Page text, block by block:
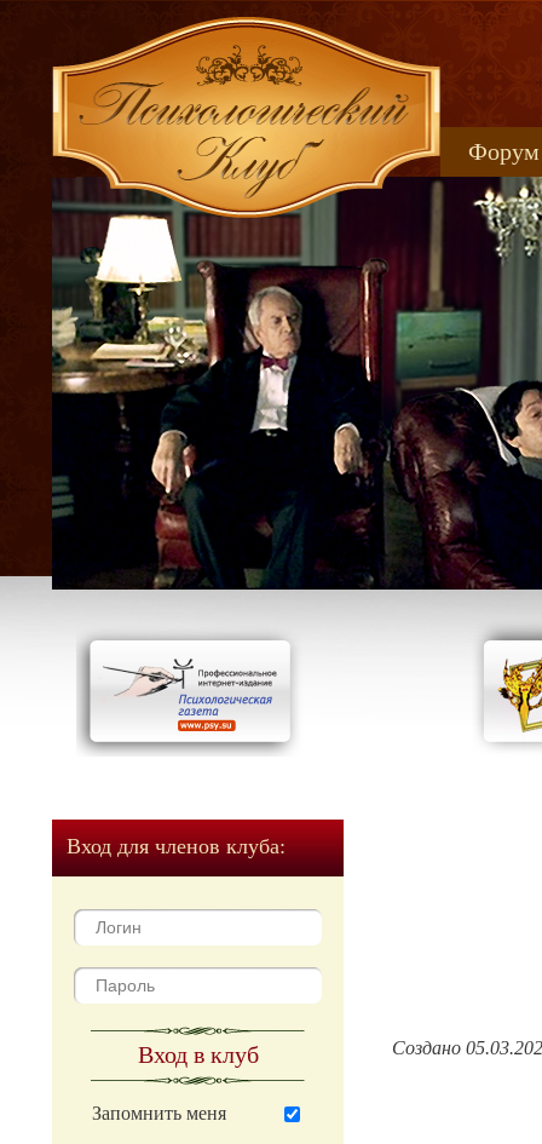
Форум
Вход для членов клуба:
Вход в клуб
Запомнить меня
Создано